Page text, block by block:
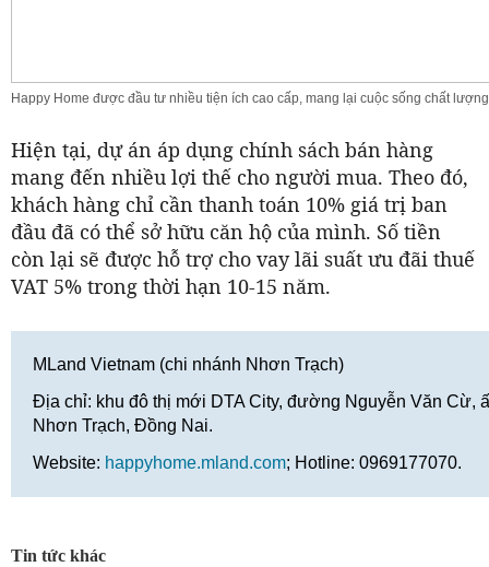
Happy Home được đầu tư nhiều tiện ích cao cấp, mang lại cuộc sống chất
Hiện tại, dự án áp dụng chính sách bán hàng
mang đến nhiều lợi thế cho người mua. Theo đó,
khách hàng chỉ cần thanh toán 10% giá trị ban
đầu đã có thể sở hữu căn hộ của mình. Số tiền
còn lại sẽ được hỗ trợ cho vay lãi suất ưu đãi thuế
VAT 5% trong thời hạn 10-15 năm.
MLand Vietnam (chi nhánh Nhơn Trạch)
Địa chỉ: khu đô thị mới DTA City, đường Nguyễn Văn Cừ,
Nhơn Trạch, Đồng Nai.
Website: happyhome.mland.com; Hotline: 0969177070.
Tin tức khác